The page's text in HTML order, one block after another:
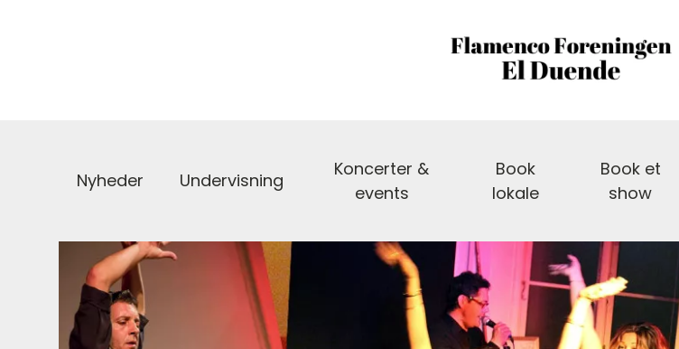
Nyheder Undervisning
Koncerter &
events
Book
lokale
Book et
show